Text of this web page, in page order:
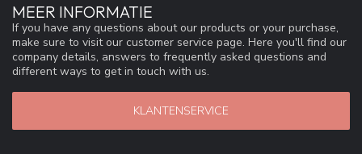
MEER INFORMATIE
If you have any questions about our products or your purchase,
make sure to visit our customer service page. Here you'll find our
company details, answers to frequently asked questions and
different ways to get in touch with us.
KLANTENSERVICE